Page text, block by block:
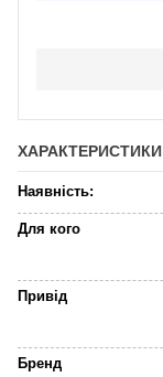
ХАРАКТЕРИСТИКИ
Наявність:
Для кого
Привід
Бренд